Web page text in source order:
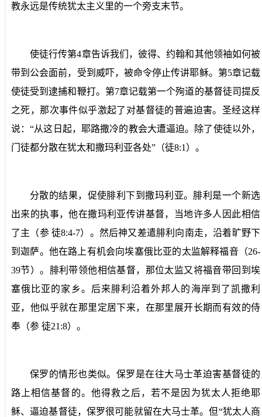
教永远是传统犹太主义里的一个旁支末节。
使徒行传第4章告诉我们，彼得、约翰和其他领袖如何被
带到公会面前，受到威吓，被命令停止传讲耶稣。第5章记载
使徒受到逮捕和鞭打。第7章记载第一个殉道的基督徒司提反
之死，那次事件似乎激起了对基督徒的普遍迫害。圣经这样
说：“从这日起，耶路撒冷的教会大遭逼迫。除了使徒以外，
门徒都分散在犹太和撒玛利亚各处”（徒8:1 ）。
分散的结果，促使腓利下到撒玛利亚。腓利是一个新选
出来的执事，他在撒玛利亚传讲基督，当地许多人因此相信
了主（参 徒8:4-7）。然后神又差遣腓利向南走，沿着旷野下
到迦萨。他在路上有机会向埃塞俄比亚的太监解释福音（26-
39节）。腓利带领他相信基督，那位太监又将福音带回到埃
塞俄比亚的家乡。后来腓利沿着外邦人的海岸到了凯撒利
亚，他似乎就在那里定居下来，在那里展开长期而有效的侍
奉（参 徒21:8）。
保罗的情形也类似。保罗是在往大马士革迫害基督徒的
路上相信基督的。他得救之后，若不是因为犹太人拒绝耶
稣、逼迫基督徒，保罗很可能就留在大马士革。但“犹太人商